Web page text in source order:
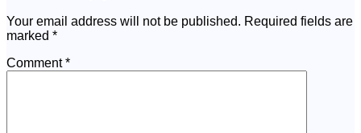
Your email address will not be published. Required fields are
marked *
Comment*